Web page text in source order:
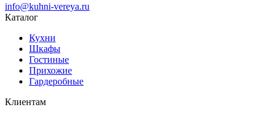
info@kuhni-vereya.ru
Каталог
Кухни
Шкафы
Гостиные
Прихожие
Гардеробные
Клиентам